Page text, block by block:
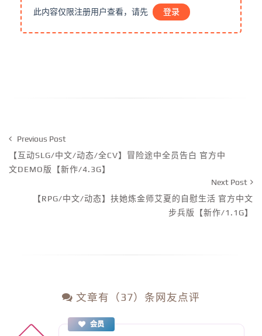
此内容仅限注册用户查看，请先 登录
Previous Post
【互动SLG/中文/动态/全CV】冒险途中全员告白 官方中
文DEMO版【新作/4.3G】
Next Post
【RPG/中文/动态】扶她炼金师艾夏的自慰生活 官方中文
步兵版【新作/1.1G】
文章有（37）条网友点评
会员